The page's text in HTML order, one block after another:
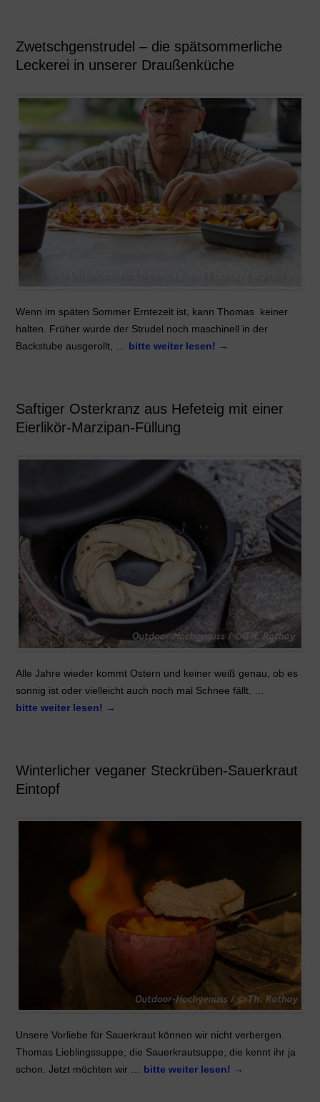
Zwetschgenstrudel – die spätsommerliche
Leckerei in unserer Draußenküche
Wenn im späten Sommer Erntezeit ist, kann Thomas keiner
halten. Früher wurde der Strudel noch maschinell in der
Backstube ausgerollt, … bitte weiter lesen! →
Saftiger Osterkranz aus Hefeteig mit einer
Eierlikör-Marzipan-Füllung
Alle Jahre wieder kommt Ostern und keiner weiß genau, ob es
sonnig ist oder vielleicht auch noch mal Schnee fällt. …
bitte weiter lesen! →
Winterlicher veganer Steckrüben-Sauerkraut
Eintopf
Unsere Vorliebe für Sauerkraut können wir nicht verbergen.
Thomas Lieblingssuppe, die Sauerkrautsuppe, die kennt ihr ja
schon. Jetzt möchten wir … bitte weiter lesen! →